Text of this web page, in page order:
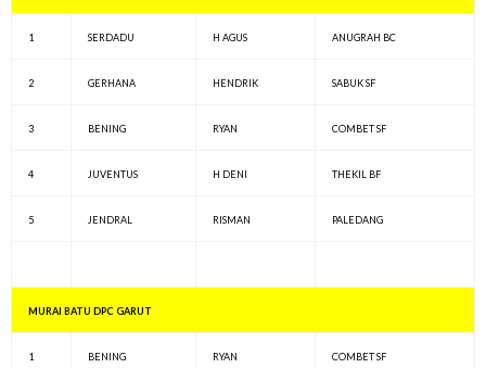
1 SERDADU H AGUS ANUGRAH BC
2 GERHANA HENDRIK SABUK SF
3 BENING RYAN COMBET SF
4 JUVENTUS H DENI THEKIL BF
5 JENDRAL RISMAN PALEDANG
MURAI BATU DPC GARUT
1 BENING RYAN COMBET SF